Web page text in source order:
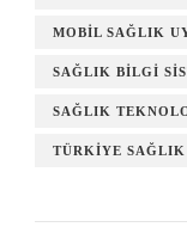
MOBIL SAĞLIK
SAĞLIK BILGI
SAĞLIK
TÜRKIYE SAĞLIK